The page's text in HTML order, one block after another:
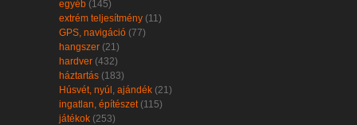
egyéb (145)
extrém teljesítmény (11)
GPS, navigáció (77)
hangszer (21)
hardver (432)
háztartás (183)
Húsvét, nyúl, ajándék (21)
ingatlan, építészet (115)
játékok (253)